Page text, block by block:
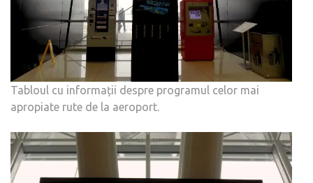
Tabloul cu informații despre programul celor mai
apropiate rute de la aeroport.